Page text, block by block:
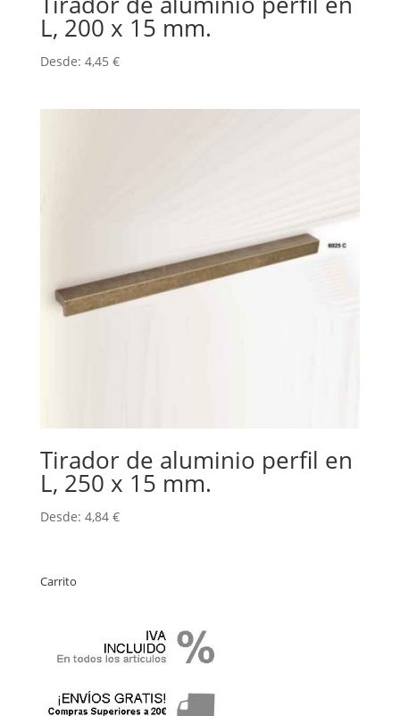
L, 200 x 15 mm.
Desde: 4,45 €
Tirador de aluminio perfil en
L, 250 x 15 mm.
Desde: 4,84 €
Carrito